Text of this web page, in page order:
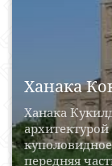
Ханака
Ханака
передняя